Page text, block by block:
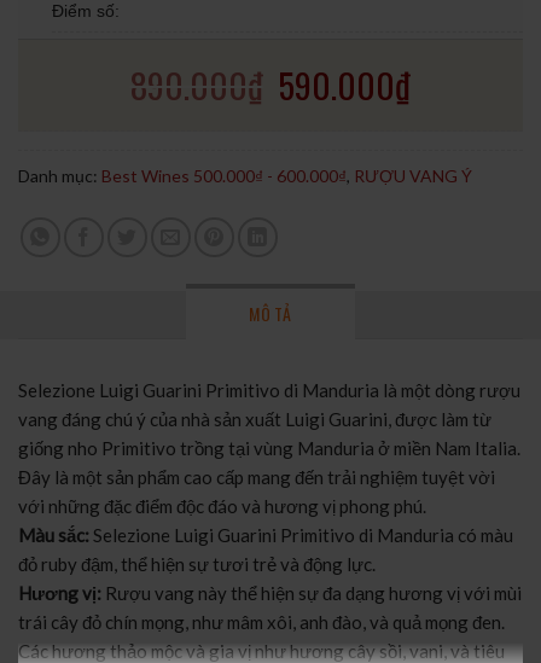
Điểm số:
890.000₫ 590.000₫
Danh mục: Best Wines 500.000₫ - 600.000₫, RƯỢU VANG Ý
MÔ TẢ
Selezione Luigi Guarini Primitivo di Manduria là một dòng rượu
vang đáng chú ý của nhà sản xuất Luigi Guarini, được làm từ
giống nho Primitivo trồng tại vùng Manduria ở miền Nam Italia.
Đây là một sản phẩm cao cấp mang đến trải nghiệm tuyệt vời
với những đặc điểm độc đáo và hương vị phong phú.
Màu sắc: Selezione Luigi Guarini Primitivo di Manduria có màu
đỏ ruby đậm, thể hiện sự tươi trẻ và động lực.
Hương vị: Rượu vang này thể hiện sự đa dạng hương vị với mùi
trái cây đỏ chín mọng, như mâm xôi, anh đào, và quả mọng đen.
Các hương thảo mộc và gia vị như hương cây sồi, vani, và tiêu